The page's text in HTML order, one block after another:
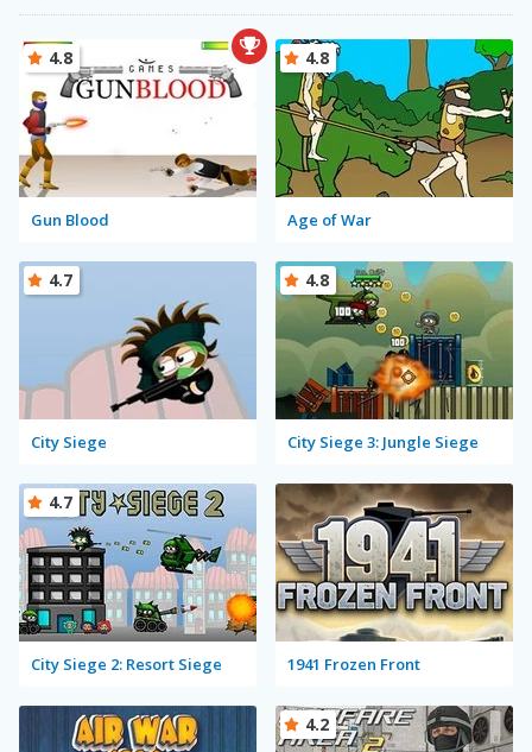
Gun Blood
4.8
Age of War
4.8
City Siege
4.7
City Siege 3: Jungle Siege
4.8
City Siege 2: Resort Siege
4.7
1941 Frozen Front
4.2